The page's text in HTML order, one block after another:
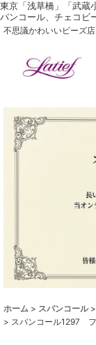
東京「浅草橋」「武蔵
パンコール、チェコビ
不思議かわいいビーズ
ホーム > スパンコール >
> スパンコール1297